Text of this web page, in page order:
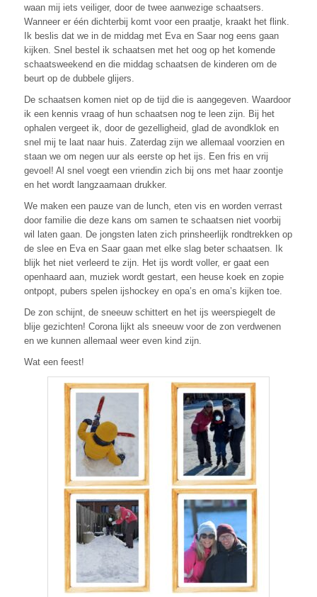
waan mij iets veiliger, door de twee aanwezige schaatsers.
Wanneer er één dichterbij komt voor een praatje, kraakt het flink.
Ik beslis dat we in de middag met Eva en Saar nog eens gaan
kijken. Snel bestel ik schaatsen met het oog op het komende
schaatsweekend en die middag schaatsen de kinderen om de
beurt op de dubbele glijers.
De schaatsen komen niet op de tijd die is aangegeven. Waardoor
ik een kennis vraag of hun schaatsen nog te leen zijn. Bij het
ophalen vergeet ik, door de gezelligheid, glad de avondklok en
snel mij te laat naar huis. Zaterdag zijn we allemaal voorzien en
staan we om negen uur als eerste op het ijs. Een fris en vrij
gevoel! Al snel voegt een vriendin zich bij ons met haar zoontje
en het wordt langzaamaan drukker.
We maken een pauze van de lunch, eten vis en worden verrast
door familie die deze kans om samen te schaatsen niet voorbij
wil laten gaan. De jongsten laten zich prinsheerlijk rondtrekken op
de slee en Eva en Saar gaan met elke slag beter schaatsen. Ik
blijk het niet verleerd te zijn. Het ijs wordt voller, er gaat een
openhaard aan, muziek wordt gestart, een heuse koek en zopie
ontpopt, pubers spelen ijshockey en opa’s en oma’s kijken toe.
De zon schijnt, de sneeuw schittert en het ijs weerspiegelt de
blije gezichten! Corona lijkt als sneeuw voor de zon verdwenen
en we kunnen allemaal weer even kind zijn.
Wat een feest!